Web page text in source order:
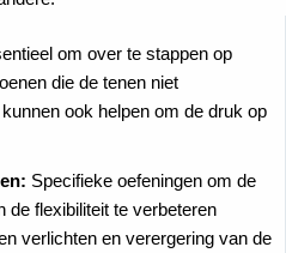
om over te stappen op
die de tenen niet
ook helpen om de druk op
Specifieke oefeningen om de
de flexibiliteit te verbeteren
verlichten en verergering van de